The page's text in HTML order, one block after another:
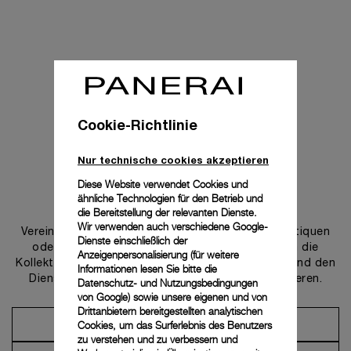
Uns kontaktieren
Vereinbaren Sie einen Termin in einer unserer Boutiquen
oder wenden Sie sich an unseren Concierge, um die
Kollektionen zu entdecken und von der Beratung und den
Dienstleistungen unserer Botschafter zu profitieren.
Einen Termin vereinbaren
Cookie-Richtlinie
Nur technische cookies akzeptieren
Diese Website verwendet Cookies und
ähnliche Technologien für den Betrieb und
die Bereitstellung der relevanten Dienste.
Wir verwenden auch verschiedene Google-
Dienste einschließlich der
Anzeigenpersonalisierung (für weitere
Informationen lesen Sie bitte die
Datenschutz- und Nutzungsbedingungen
von Google) sowie unsere eigenen und von
Drittanbietern bereitgestellten analytischen
Cookies, um das Surferlebnis des Benutzers
zu verstehen und zu verbessern und